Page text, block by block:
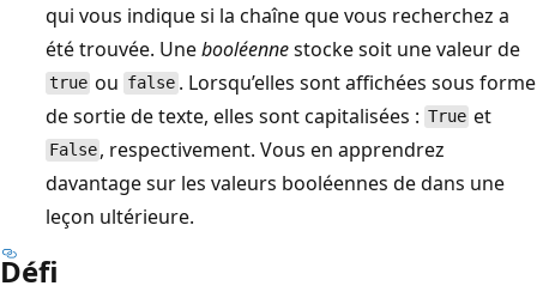
qui vous indique si la chaîne que vous recherchez a
été trouvée. Unebooléennestocke soit une valeur de
true ou false. Lorsqu’elles sont affichées sous forme
de sortie de texte, elles sont capitalisées : True et
False , respectivement. Vous en apprendrez
davantage sur les valeurs booléennes dedans une
leçon ultérieure.
Défi